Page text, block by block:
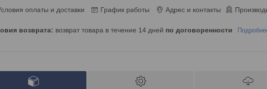
оплаты и доставки График работы Адрес и контакты
возврат товара в течение 14 дней по договоренности